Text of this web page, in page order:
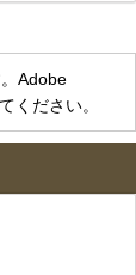
Adobe
ください。